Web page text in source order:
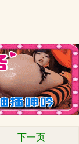
下一页